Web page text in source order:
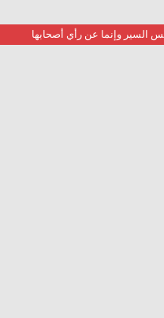
السير وإنما عن رأي أصحابها